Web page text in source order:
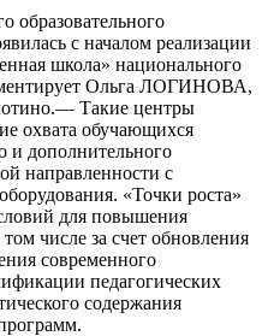
образовательного
с началом реализации
школа» национального
Ольга ЛОГИНОВА,
Такие центры
охвата обучающихся
и дополнительного
направленности с
«Точки роста»
для повышения
числе за счет обновления
современного
педагогических
содержания